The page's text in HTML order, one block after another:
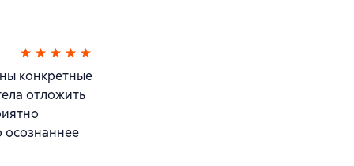
конкретные
отложить
осознаннее